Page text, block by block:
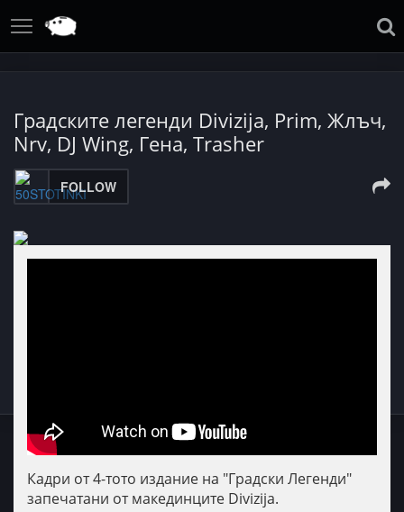
Градските легенди Divizija, Prim, Жлъч,
Nrv, DJ Wing, Гена, Trasher
FOLLOW
Кадри от 4-тото издание на "Градски Легенди"
запечатани от макединците Divizija.